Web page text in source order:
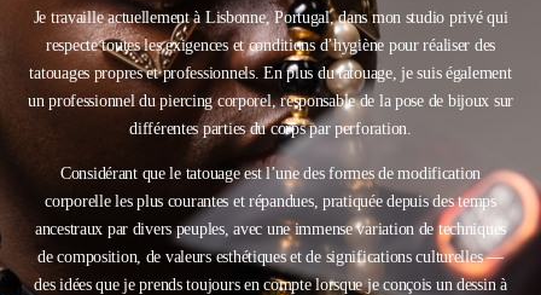
Je travaille actuellement à Lisbonne, Portugal, dans mon studio privé qui
respecte toutes les exigences et conditions d’hygiène pour réaliser des
tatouages propres et professionnels. En plus du tatouage, je suis également
un professionnel du piercing corporel, responsable de la pose de bijoux sur
différentes parties du corps par perforation.
Considérant que le tatouage est l’une des formes de modification
corporelle les plus courantes et répandues, pratiquée depuis des temps
ancestraux par divers peuples, avec une immense variation de techniques
de composition, de valeurs esthétiques et de significations culturelles —
des idées que je prends toujours en compte lorsque je conçois un dessin à